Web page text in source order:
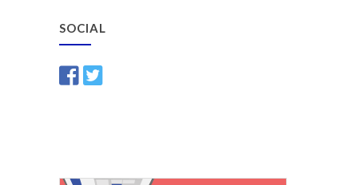
SOCIAL